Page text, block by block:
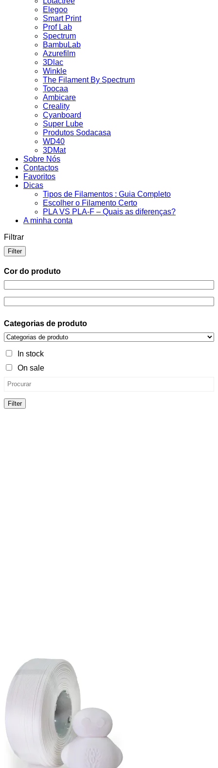
Elegoo
Smart Print
Prof Lab
Spectrum
BambuLab
Azurefilm
3Dlac
Winkle
The Filament By Spectrum
Toocaa
Ambicare
Creality
Cyanboard
Super Lube
Produtos Sodacasa
WD40
3DMat
Sobre Nós
Contactos
Favoritos
Dicas
Tipos de Filamentos : Guia Completo
Escolher o Filamento Certo
PLA VS PLA-F – Quais as diferenças?
A minha conta
Filtrar
Filter
Cor do produto
Categorias de produto
In stock
On sale
Filter